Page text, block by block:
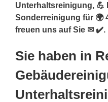
Unterhaltsreinigung,
Sonderreinigung für 🌍
freuen uns auf Sie ✉ ✔️.
Sie haben in